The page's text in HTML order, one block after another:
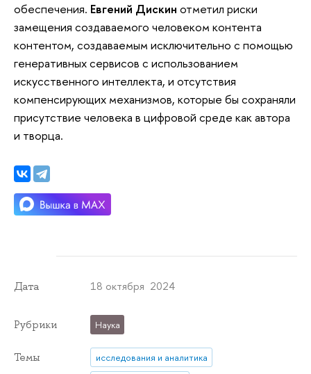
обеспечения. Евгений Дискин отметил риски
замещения создаваемого человеком контента
контентом, создаваемым исключительно с помощью
генеративных сервисов с использованием
искусственного интеллекта, и отсутствия
компенсирующих механизмов, которые бы сохраняли
присутствие человека в цифровой среде как автора
и творца.
Дата 18 октября 2024
Рубрики Наука
Темы
исследования и аналитика